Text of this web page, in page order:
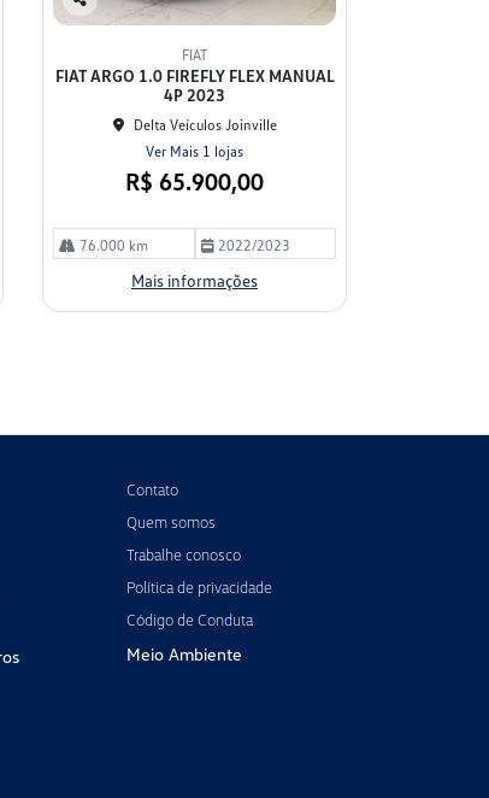
Co
lhe
FIAT
FIAT ARGO 1.0 FIREFLY FLEX MANUAL
4P 2023
Delta Veículos Joinville
Ver Mais 1 lojas
R$ 65.900,00
76.000 km 2022/2023
Mais informações
Contato
Quem somos
Trabalhe conosco
Política de privacidade
Código de Conduta
Meio Ambiente